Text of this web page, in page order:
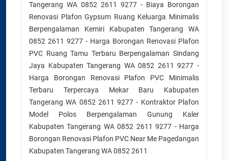
Tangerang WA 0852 2611 9277 - Biaya Borongan
Renovasi Plafon Gypsum Ruang Keluarga Minimalis
Berpengalaman Kemiri Kabupaten Tangerang WA
0852 2611 9277 - Harga Borongan Renovasi Plafon
PVC Ruang Tamu Terbaru Berpengalaman Sindang
Jaya Kabupaten Tangerang WA 0852 2611 9277 -
Harga Borongan Renovasi Plafon PVC Minimalis
Terbaru Terpercaya Mekar Baru Kabupaten
Tangerang WA 0852 2611 9277 - Kontraktor Plafon
Model Polos Berpengalaman Gunung Kaler
Kabupaten Tangerang WA 0852 2611 9277 - Harga
Borongan Renovasi Plafon PVC Near Me Pagedangan
Kabupaten Tangerang WA 0852 2611